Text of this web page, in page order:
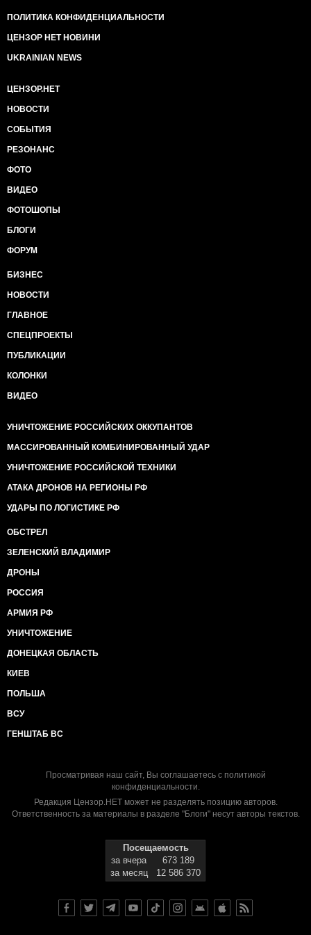
ПОЛИТИКА КОНФИДЕНЦИАЛЬНОСТИ
ЦЕНЗОР НЕТ НОВИНИ
UKRAINIAN NEWS
ЦЕНЗОР.НЕТ
НОВОСТИ
СОБЫТИЯ
РЕЗОНАНС
ФОТО
ВИДЕО
ФОТОШОПЫ
БЛОГИ
ФОРУМ
БИЗНЕС
НОВОСТИ
ГЛАВНОЕ
СПЕЦПРОЕКТЫ
ПУБЛИКАЦИИ
КОЛОНКИ
ВИДЕО
УНИЧТОЖЕНИЕ РОССИЙСКИХ ОККУПАНТОВ
МАССИРОВАННЫЙ КОМБИНИРОВАННЫЙ УДАР
УНИЧТОЖЕНИЕ РОССИЙСКОЙ ТЕХНИКИ
АТАКА ДРОНОВ НА РЕГИОНЫ РФ
УДАРЫ ПО ЛОГИСТИКЕ РФ
ОБСТРЕЛ
ЗЕЛЕНСКИЙ ВЛАДИМИР
ДРОНЫ
РОССИЯ
АРМИЯ РФ
УНИЧТОЖЕНИЕ
ДОНЕЦКАЯ ОБЛАСТЬ
КИЕВ
ПОЛЬША
ВСУ
ГЕНШТАБ ВС
Просматривая наш сайт, Вы соглашаетесь с политикой
конфиденциальности.
Редакция Цензор.НЕТ может не разделять позицию авторов.
Ответственность за материалы в разделе "Блоги" несут авторы текстов.
Посещаемость
за вчера
673 189
за месяц
12 586 370